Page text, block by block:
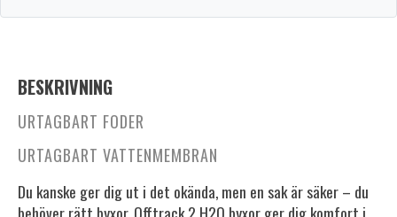
BESKRIVNING
URTAGBART FODER
URTAGBART VATTENMEMBRAN
Du kanske ger dig ut i det okända, men en sak är säker – du